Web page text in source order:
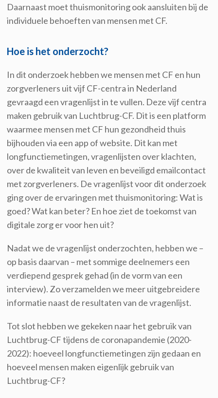
Daarnaast moet thuismonitoring ook aansluiten bij de
individuele behoeften van mensen met CF.
Hoe is het onderzocht?
In dit onderzoek hebben we mensen met CF en hun
zorgverleners uit vijf CF-centra in Nederland
gevraagd een vragenlijst in te vullen. Deze vijf centra
maken gebruik van Luchtbrug-CF. Dit is een platform
waarmee mensen met CF hun gezondheid thuis
bijhouden via een app of website. Dit kan met
longfunctiemetingen, vragenlijsten over klachten,
over de kwaliteit van leven en beveiligd emailcontact
met zorgverleners. De vragenlijst voor dit onderzoek
ging over de ervaringen met thuismonitoring: Wat is
goed? Wat kan beter? En hoe ziet de toekomst van
digitale zorg er voor hen uit?
Nadat we de vragenlijst onderzochten, hebben we –
op basis daarvan – met sommige deelnemers een
verdiepend gesprek gehad (in de vorm van een
interview). Zo verzamelden we meer uitgebreidere
informatie naast de resultaten van de vragenlijst.
Tot slot hebben we gekeken naar het gebruik van
Luchtbrug-CF tijdens de coronapandemie (2020-
2022): hoeveel longfunctiemetingen zijn gedaan en
hoeveel mensen maken eigenlijk gebruik van
Luchtbrug-CF?